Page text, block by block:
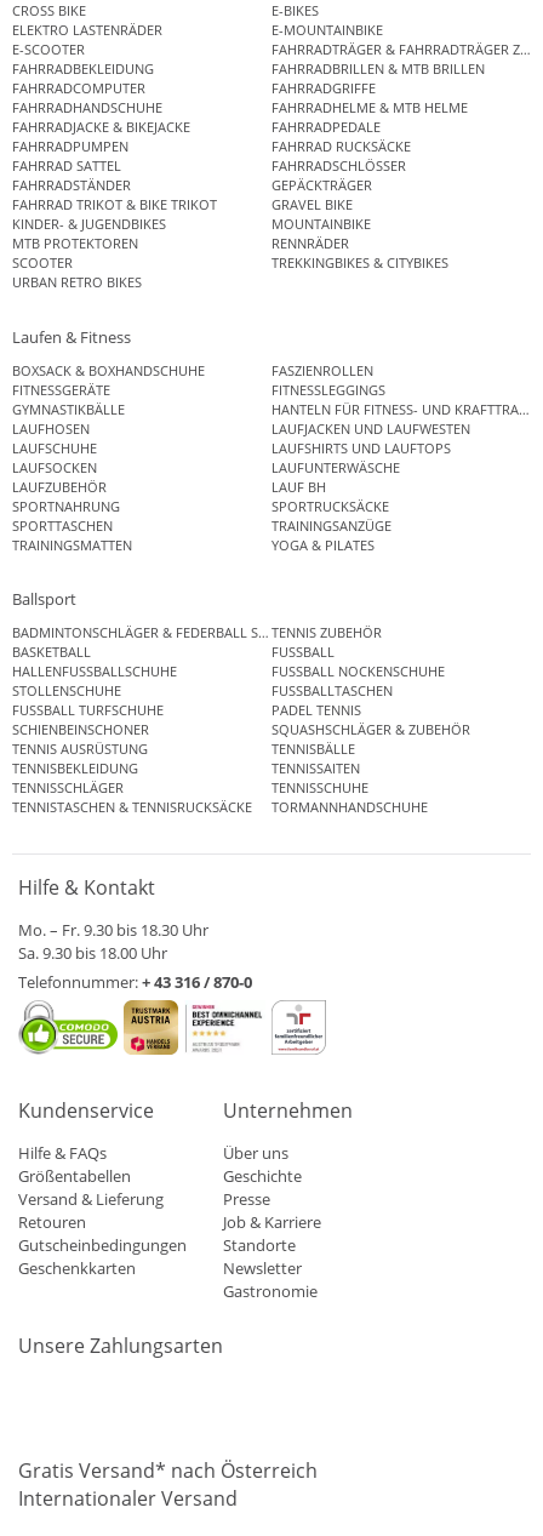
CROSS BIKE
E-BIKES
ELEKTRO LASTENRÄDER
E-MOUNTAINBIKE
E-SCOOTER
FAHRRADTRÄGER & FAHRRADTRÄGER
FAHRRADBEKLEIDUNG
FAHRRADBRILLEN & MTB BRILLEN
FAHRRADCOMPUTER
FAHRRADGRIFFE
FAHRRADHANDSCHUHE
FAHRRADHELME & MTB HELME
FAHRRADJACKE & BIKEJACKE
FAHRRADPEDALE
FAHRRADPUMPEN
FAHRRAD RUCKSÄCKE
FAHRRAD SATTEL
FAHRRADSCHLÖSSER
FAHRRADSTÄNDER
GEPÄCKTRÄGER
FAHRRAD TRIKOT & BIKE TRIKOT
GRAVEL BIKE
KINDER- & JUGENDBIKES
MOUNTAINBIKE
MTB PROTEKTOREN
RENNRÄDER
SCOOTER
TREKKINGBIKES & CITYBIKES
URBAN RETRO BIKES
Laufen & Fitness
BOXSACK & BOXHANDSCHUHE
FASZIENROLLEN
FITNESSGERÄTE
FITNESSLEGGINGS
GYMNASTIKBÄLLE
HANTELN FÜR FITNESS- UND
LAUFHOSEN
LAUFJACKEN UND LAUFWESTEN
LAUFSCHUHE
LAUFSHIRTS UND LAUFTOPS
LAUFSOCKEN
LAUFUNTERWÄSCHE
LAUFZUBEHÖR
LAUF BH
SPORTNAHRUNG
SPORTRUCKSÄCKE
SPORTTASCHEN
TRAININGSANZÜGE
TRAININGSMATTEN
YOGA & PILATES
Ballsport
BADMINTONSCHLÄGER & FEDERBALL SETSTENNIS ZUBEHÖR
BASKETBALL
FUSSBALL
HALLENFUSSBALLSCHUHE
FUSSBALL NOCKENSCHUHE
STOLLENSCHUHE
FUSSBALLTASCHEN
FUSSBALL TURFSCHUHE
PADEL TENNIS
SCHIENBEINSCHONER
SQUASHSCHLÄGER & ZUBEHÖR
TENNIS AUSRÜSTUNG
TENNISBÄLLE
TENNISBEKLEIDUNG
TENNISSAITEN
TENNISSCHLÄGER
TENNISSCHUHE
TENNISTASCHEN & TENNISRUCKSÄCKE
TORMANNHANDSCHUHE
Hilfe & Kontakt
Mo. – Fr. 9.30 bis 18.30 Uhr
Sa. 9.30 bis 18.00 Uhr
Telefonnummer:+ 43 316 / 870-0
Kundenservice
Hilfe & FAQs
Größentabellen
Versand & Lieferung
Retouren
Gutscheinbedingungen
Geschenkkarten
Unternehmen
Über uns
Geschichte
Presse
Job & Karriere
Standorte
Newsletter
Gastronomie
Unsere Zahlungsarten
Gratis Versand* nach Österreich
Internationaler Versand